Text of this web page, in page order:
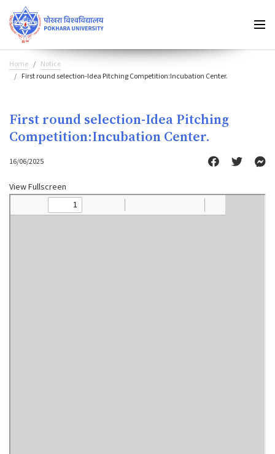
Home
Notice
First round selection-Idea Pitching Competition:Incubation Center.
First round selection-Idea Pitching
Competition:Incubation Center.
16/06/2025
View Fullscreen